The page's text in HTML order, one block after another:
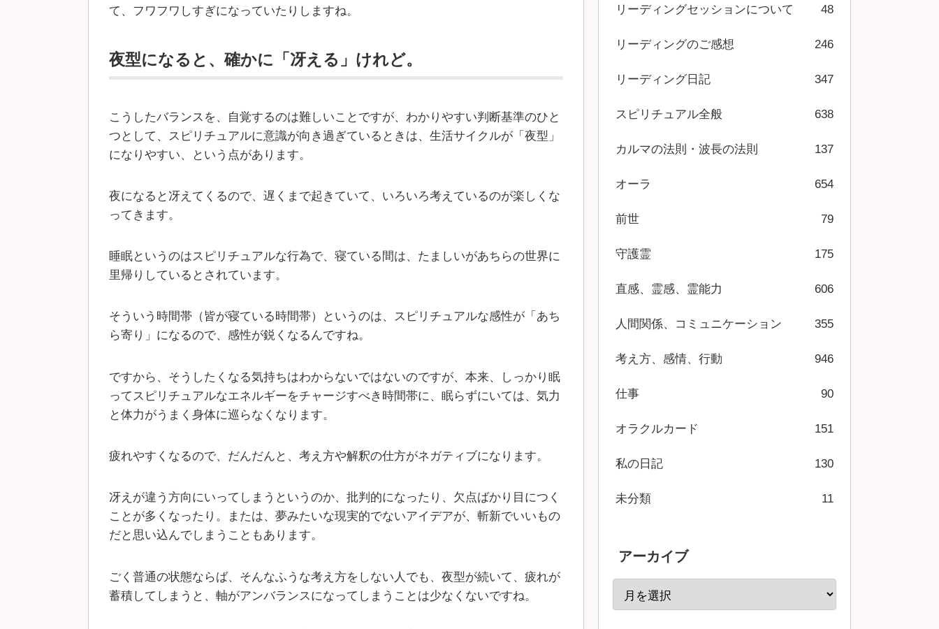
て、フワフワしすぎになっていたりしますね。
夜型になると、確かに「冴える」けれど。
こうしたバランスを、自覚するのは難しいことですが、わかりやすい判断基準のひと
つとして、スピリチュアルに意識が向き過ぎているときは、生活サイクルが「夜型」
になりやすい、という点があります。
夜になると冴えてくるので、遅くまで起きていて、いろいろ考えているのが楽しくな
ってきます。
睡眠というのはスピリチュアルな行為で、寝ている間は、たましいがあちらの世界に
里帰りしているとされています。
そういう時間帯（皆が寝ている時間帯）というのは、スピリチュアルな感性が「あち
ら寄り」になるので、感性が鋭くなるんですね。
ですから、そうしたくなる気持ちはわからないではないのですが、本来、しっかり眠
ってスピリチュアルなエネルギーをチャージすべき時間帯に、眠らずにいては、気力
と体力がうまく身体に巡らなくなります。
疲れやすくなるので、だんだんと、考え方や解釈の仕方がネガティブになります。
冴えが違う方向にいってしまうというのか、批判的になったり、欠点ばかり目につく
ことが多くなったり。または、夢みたいな現実的でないアイデアが、斬新でいいもの
だと思い込んでしまうこともあります。
ごく普通の状態ならば、そんなふうな考え方をしない人でも、夜型が続いて、疲れが
蓄積してしまうと、軸がアンバランスになってしまうことは少なくないですね。
リーディングセッションについて 48
リーディングのご感想 246
リーディング日記 347
スピリチュアル全般 638
カルマの法則・波長の法則 137
オーラ 654
前世 79
守護霊 175
直感、霊感、霊能力 606
人間関係、コミュニケーション 355
考え方、感情、行動 946
仕事 90
オラクルカード 151
私の日記 130
未分類 11
アーカイブ